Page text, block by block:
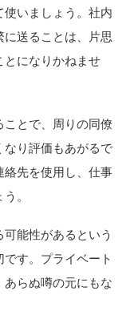
いましょう。社内
に送ることは、片思
とになりかねませ
とで、周りの同僚
なり評価もあがるで
絡先を使用し、仕事
。
能性があるという
す。プライベート
らぬ噂の元にもな